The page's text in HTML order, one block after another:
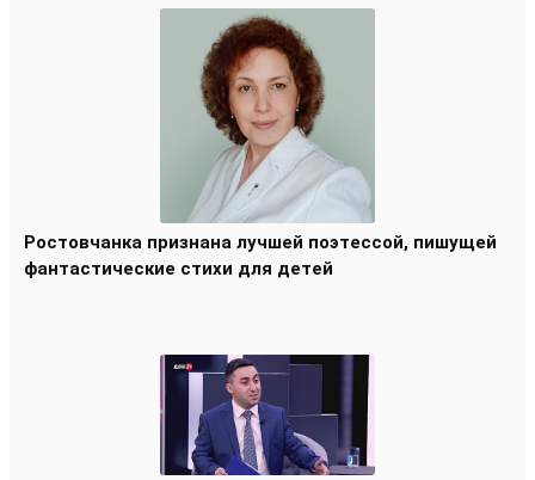
Ростовчанка признана лучшей поэтессой, пишущей
фантастические стихи для детей